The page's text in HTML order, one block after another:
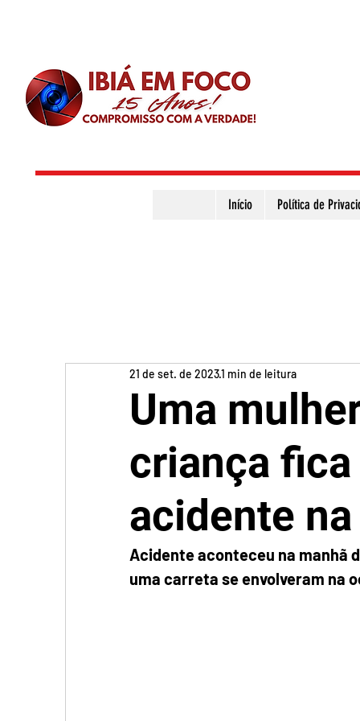
Início Política de
Uma
criança
acidente
21 de set. de 20231 min de leitura
Acidente aconteceu na manhã
uma carreta se envolveram na